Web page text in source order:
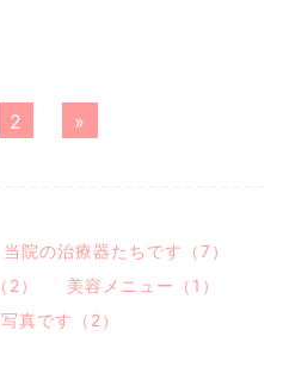
2 »
当院の治療器たちです（7）
）
美容メニュー（1）
真です（2）